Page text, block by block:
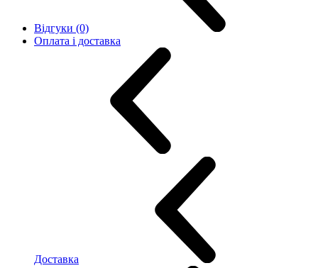
Відгуки (0)
Оплата і доставка
Доставка